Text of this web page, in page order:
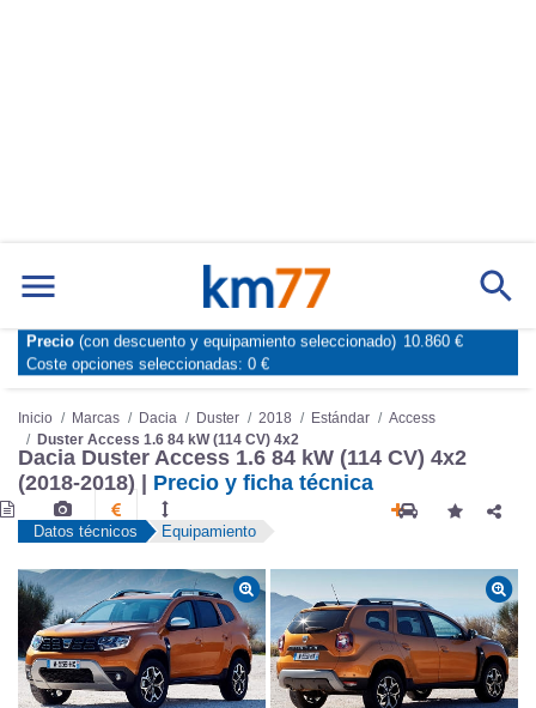
Marcas Comparador de coches
Inicio Marcas Dacia Duster 2018 Estándar
Access
Duster Access 1.6 84 kW (114 CV) 4x2
Dacia Duster Access 1.6 84 kW (114 CV) 4x2
(2018-2018) | Precio y ficha técnica
Datos técnicos Equipamiento
Precio (con descuento y equipamiento seleccionado) 10.860 €
Coste opciones seleccionadas: 0 €